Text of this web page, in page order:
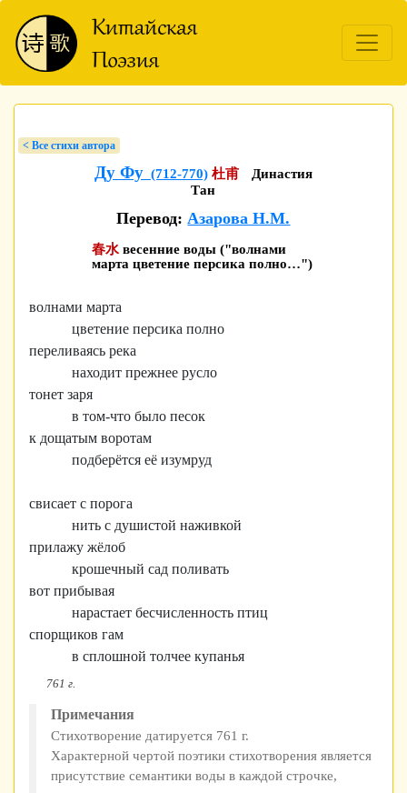
< Bсе стихи автора
Ду Фу (712-770) 杜甫
Династия
Тан
Перевод:Азарова Н.М.
春水 весенние воды ("волнами
марта цветение персика полно…")
волнами марта
цветение персика полно
переливаясь река
находит прежнее русло
тонет заря
в том-что было песок
к дощатым воротам
подберётся её изумруд
свисает с порога
нить с душистой наживкой
прилажу жёлоб
крошечный сад поливать
вот прибывая
нарастает бесчисленность птиц
спорщиков гам
в сплошной толчее купанья
761 г.
Примечания
Стихотворение датируется 761 г.
Характерной чертой поэтики стихотворения является
присутствие семантики воды в каждой строчке,